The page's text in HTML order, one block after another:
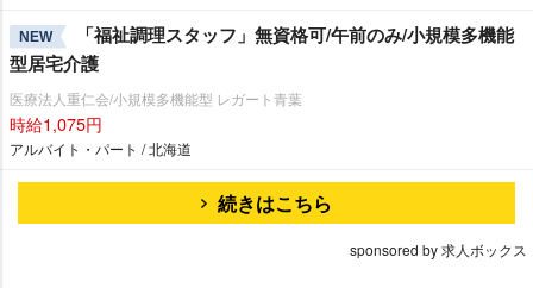
NEW
「福祉調理スタッフ」無資格可/午前のみ/小規模多機能
型居宅介護
医療法人重仁会/小規模多機能型 レガート青葉
時給1,075円
アルバイト・パート / 北海道
続きはこちら
sponsored by 求人ボックス